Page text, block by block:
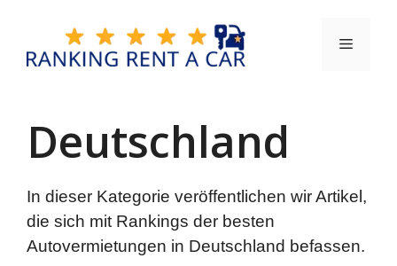
springen
Menü
Deutschland
In dieser Kategorie veröffentlichen wir Artikel,
die sich mit Rankings der besten
Autovermietungen in Deutschland befassen.